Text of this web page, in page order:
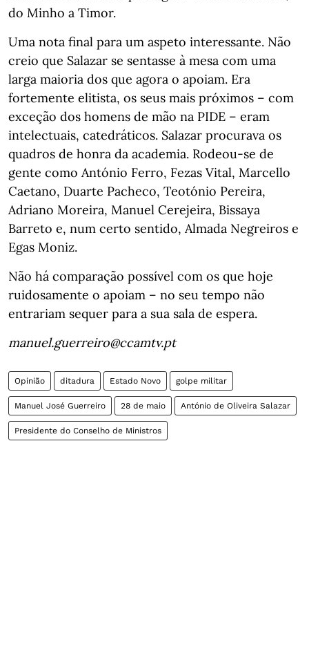
do Minho a Timor.
Uma nota final para um aspeto interessante. Não
creio que Salazar se sentasse à mesa com uma
larga maioria dos que agora o apoiam. Era
fortemente elitista, os seus mais próximos – com
exceção dos homens de mão na PIDE – eram
intelectuais, catedráticos. Salazar procurava os
quadros de honra da academia. Rodeou-se de
gente como António Ferro, Fezas Vital, Marcello
Caetano, Duarte Pacheco, Teotónio Pereira,
Adriano Moreira, Manuel Cerejeira, Bissaya
Barreto e, num certo sentido, Almada Negreiros e
Egas Moniz.
Não há comparação possível com os que hoje
ruidosamente o apoiam – no seu tempo não
entrariam sequer para a sua sala de espera.
manuel.guerreiro@ccamtv.pt
Opinião ditadura Estado Novo golpe militar
Manuel José Guerreiro 28 de maio António de Oliveira Salazar
Presidente do Conselho de Ministros